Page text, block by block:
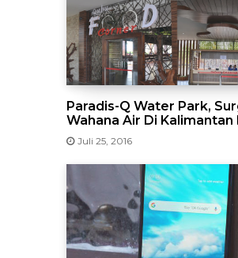
Paradis-Q Water Park,
Wahana Air Di Kalimantan
Juli 25, 2016